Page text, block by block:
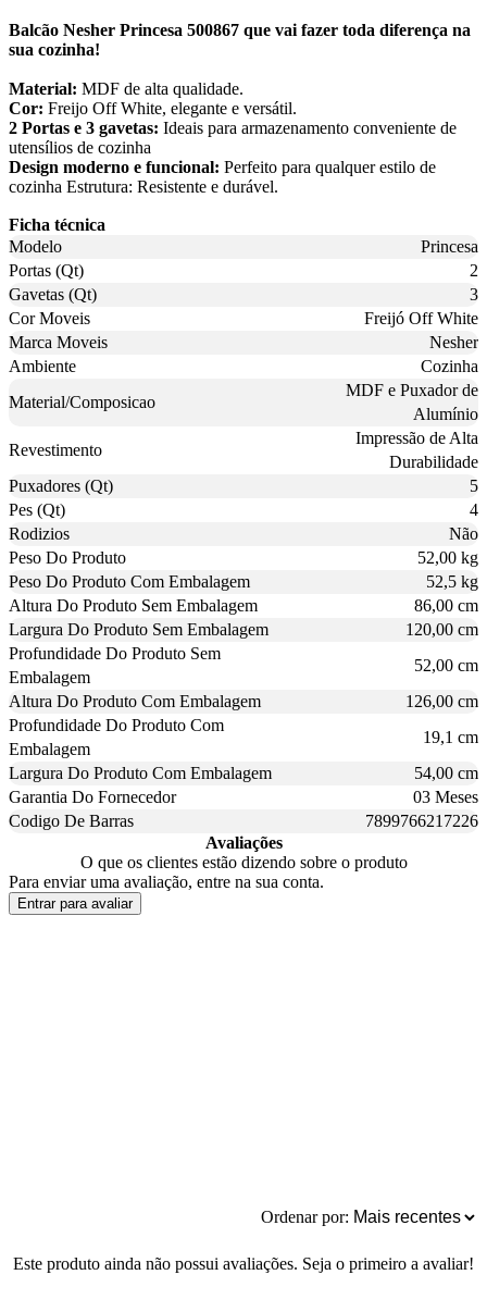
Balcão Nesher Princesa 500867 que vai fazer toda diferença na
sua cozinha!
Material: MDF de alta qualidade.
Cor: Freijo Off White, elegante e versátil.
2 Portas e 3 gavetas: Ideais para armazenamento conveniente de
utensílios de cozinha
Design moderno e funcional: Perfeito para qualquer estilo de
cozinha Estrutura: Resistente e durável.
Ficha técnica
Modelo
Princesa
Portas (Qt)
2
Gavetas (Qt)
3
Cor Moveis
Freijó Off White
Marca Moveis
Nesher
Ambiente
Cozinha
Material/Composicao
MDF e Puxador de
Alumínio
Revestimento
Impressão de Alta
Durabilidade
Puxadores (Qt)
5
Pes (Qt)
4
Rodizios
Não
Peso Do Produto
52,00 kg
Peso Do Produto Com Embalagem
52,5 kg
Altura Do Produto Sem Embalagem
86,00 cm
Largura Do Produto Sem Embalagem
120,00 cm
Profundidade Do Produto Sem
Embalagem
52,00 cm
Altura Do Produto Com Embalagem
126,00 cm
Profundidade Do Produto Com
Embalagem
19,1 cm
Largura Do Produto Com Embalagem
54,00 cm
Garantia Do Fornecedor
03 Meses
Codigo De Barras
7899766217226
Avaliações
O que os clientes estão dizendo sobre o produto
Para enviar uma avaliação, entre na sua conta.
Entrar para avaliar
Ordenar por:
Este produto ainda não possui avaliações. Seja o primeiro a avaliar!